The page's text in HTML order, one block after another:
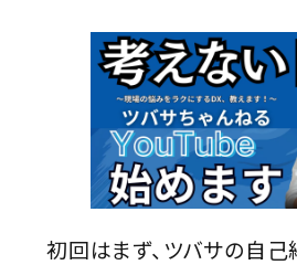
初回はまず、ツバサの自己